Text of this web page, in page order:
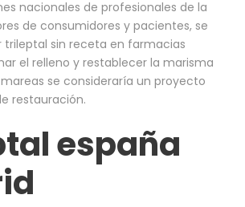
nacionales de profesionales de la
de consumidores y pacientes, se
sin receta en farmacias
el relleno y restablecer la marisma
se consideraría un proyecto
restauración.
españa